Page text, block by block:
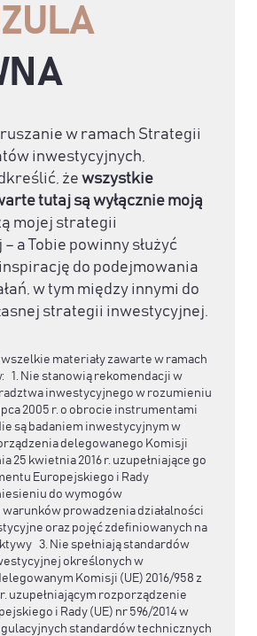
w ramach Strategii
inwestycyjnych,
że wszystkie
tutaj są wyłącznie moją
mojej strategii
a Tobie powinny służyć
do podejmowania
w tym między innymi do
strategii inwestycyjnej.
materiały zawarte w ramach
1. Nie stanowią rekomendacji w
inwestycyjnego w rozumieniu
2005 r. o obrocie instrumentami
są badaniem inwestycyjnym w
delegowanego Komisji
25 kwietnia 2016 r. uzupełniające go
Europejskiego i Rady
do wymogów
prowadzenia działalności
oraz pojęć zdefiniowanych na
3. Nie spełniają standardów
określonych w
Komisji (UE) 2016/958 z
r. uzupełniającym rozporządzenie
i Rady (UE) nr 596/2014 w
standardów technicznych